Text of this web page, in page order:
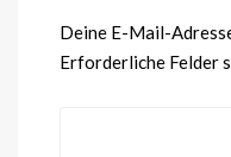
Deine E-Mail-
Erforderliche Felder